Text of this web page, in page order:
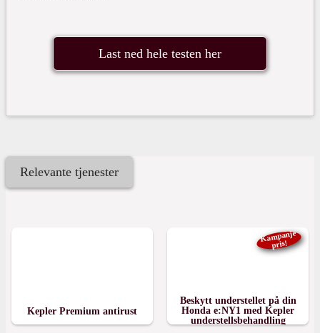
Last ned hele testen her
Relevante tjenester
Kepler Premium antirust
Kampanje
pris!
Beskytt understellet på din
Honda e:NY1 med Kepler
understellsbehandling